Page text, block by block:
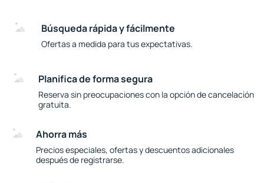
Búsqueda rápida y fácilmente
Ofertas a medida para tus expectativas.
Planifica de forma segura
Reserva sin preocupaciones con la opción de cancelación
gratuita.
Ahorra más
Precios especiales, ofertas y descuentos adicionales
después de registrarse.